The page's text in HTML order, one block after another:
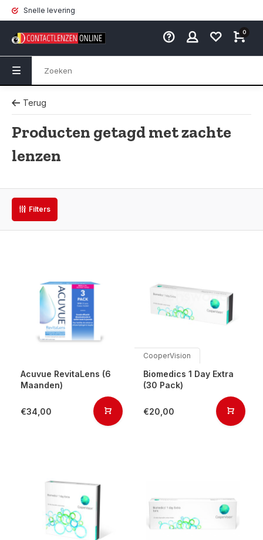
Snelle levering
0
Terug
Producten getagd met zachte
lenzen
Filters
Acuvue RevitaLens (6
Maanden)
€34,00
CooperVision
Biomedics 1 Day Extra
(30 Pack)
€20,00